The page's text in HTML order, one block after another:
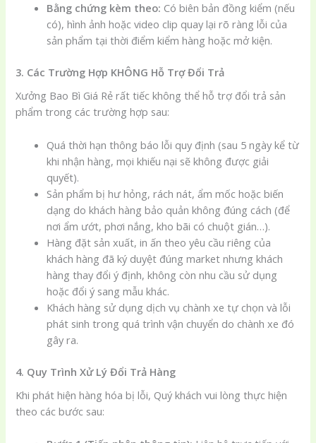
Bằng chứng kèm theo: Có biên bản đồng kiểm (nếu
có), hình ảnh hoặc video clip quay lại rõ ràng lỗi của
sản phẩm tại thời điểm kiểm hàng hoặc mở kiện.
3. Các Trường Hợp KHÔNG Hỗ Trợ Đổi Trả
Xưởng Bao Bì Giá Rẻ rất tiếc không thể hỗ trợ đổi trả sản
phẩm trong các trường hợp sau:
Quá thời hạn thông báo lỗi quy định (sau 5 ngày kể từ
khi nhận hàng, mọi khiếu nại sẽ không được giải
quyết).
Sản phẩm bị hư hỏng, rách nát, ẩm mốc hoặc biến
dạng do khách hàng bảo quản không đúng cách (để
nơi ẩm ướt, phơi nắng, kho bãi có chuột gián…).
Hàng đặt sản xuất, in ấn theo yêu cầu riêng của
khách hàng đã ký duyệt đúng market nhưng khách
hàng thay đổi ý định, không còn nhu cầu sử dụng
hoặc đổi ý sang mẫu khác.
Khách hàng sử dụng dịch vụ chành xe tự chọn và lỗi
phát sinh trong quá trình vận chuyển do chành xe đó
gây ra.
4. Quy Trình Xử Lý Đổi Trả Hàng
Khi phát hiện hàng hóa bị lỗi, Quý khách vui lòng thực hiện
theo các bước sau: